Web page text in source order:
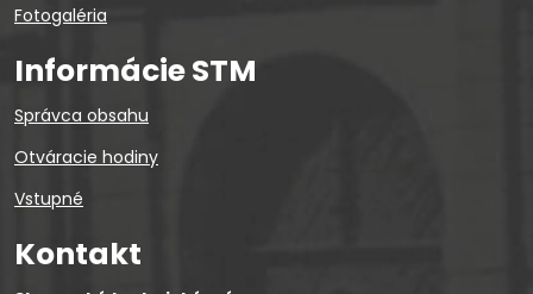
Fotogaléria
Informácie STM
Správca obsahu
Otváracie hodiny
Vstupné
Kontakt